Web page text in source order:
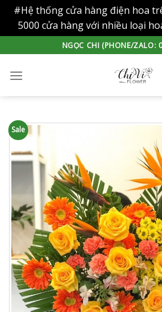
#Hệ thống cửa hàng điện hoa
5000 cửa hàng với nhiều loại
to
content
NGỌC CHI (PHONE/ZALO:
Sale